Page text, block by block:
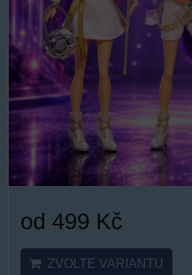
od 499 Kč
ZVOLTE VARIANTU